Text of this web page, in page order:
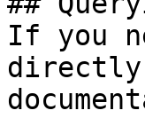
If you
directly